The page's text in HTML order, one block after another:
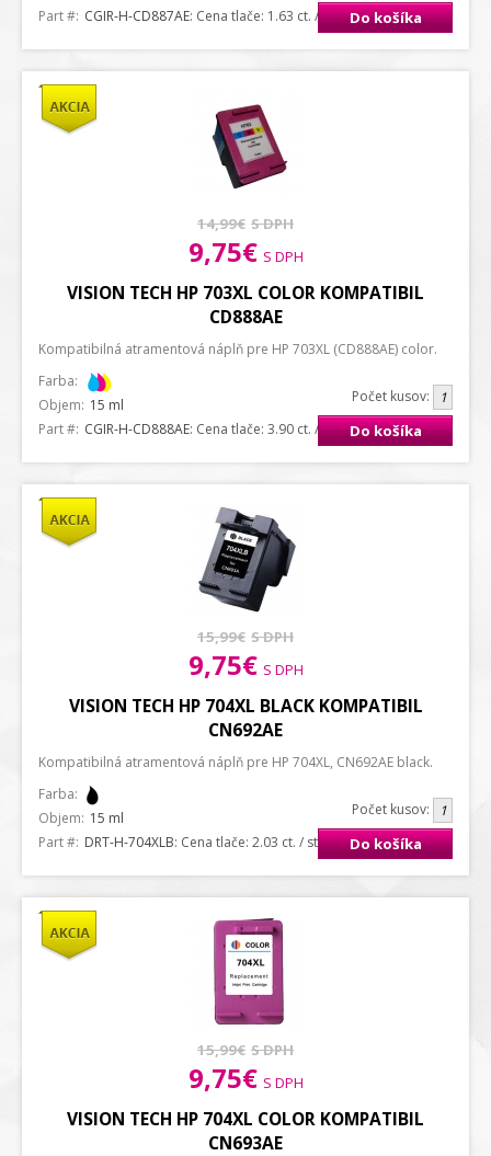
Do košíka
Part #: CGIR-H-CD887AE: Cena tlače: 1.63 ct. / strana A4
14,99€ S DPH
9,75€ S DPH
Počet kusov:
Do košíka
VISION TECH HP 703XL COLOR KOMPATIBIL
CD888AE
Kompatibilná atramentová náplň pre HP 703XL (CD888AE) color.
Farba:
Objem: 15 ml
Part #: CGIR-H-CD888AE: Cena tlače: 3.90 ct. / strana A4
15,99€ S DPH
9,75€ S DPH
Počet kusov:
Do košíka
VISION TECH HP 704XL BLACK KOMPATIBIL
CN692AE
Kompatibilná atramentová náplň pre HP 704XL, CN692AE black.
Farba:
Objem: 15 ml
Part #: DRT-H-704XLB: Cena tlače: 2.03 ct. / strana A4
15,99€ S DPH
9,75€ S DPH
VISION TECH HP 704XL COLOR KOMPATIBIL
CN693AE